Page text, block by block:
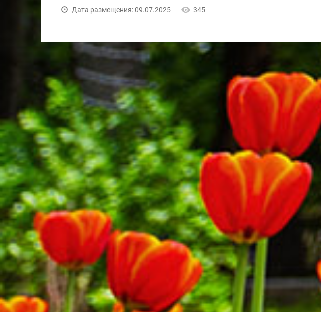
Дата размещения: 09.07.2025 345